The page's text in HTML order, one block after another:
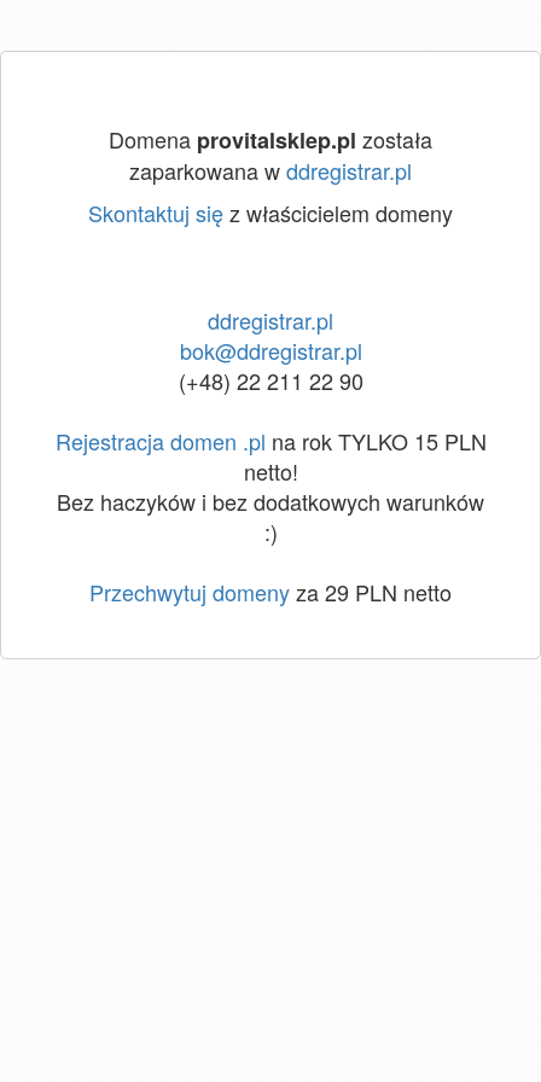
Domena provitalsklep.pl została
zaparkowana wddregistrar.pl
Skontaktuj sięz właścicielem domeny
ddregistrar.pl
bok@ddregistrar.pl
(+48) 22 211 22 90
Rejestracja domen .pl na rok TYLKO 15 PLN
netto!
Bez haczyków i bez dodatkowych warunków
:)
Przechwytuj domenyza 29 PLN netto